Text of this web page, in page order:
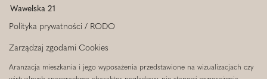
Wawelska 21
Polityka prywatności / RODO
Zarządzaj zgodami Cookies
Aranżacja mieszkania i jego wyposażenia przedstawione na wizualizacjach czy